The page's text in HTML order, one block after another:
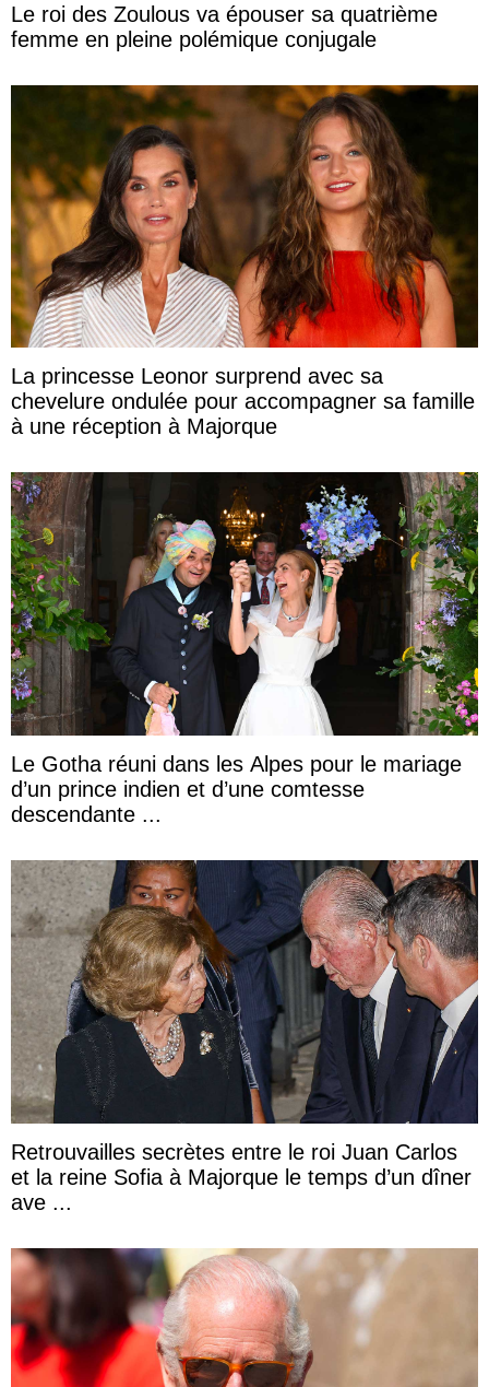
Le roi des Zoulous va épouser sa quatrième
femme en pleine polémique conjugale
La princesse Leonor surprend avec sa
chevelure ondulée pour accompagner sa famille
à une réception à Majorque
Le Gotha réuni dans les Alpes pour le mariage
d’un prince indien et d’une comtesse
descendante ...
Retrouvailles secrètes entre le roi Juan Carlos
et la reine Sofia à Majorque le temps d’un dîner
ave ...